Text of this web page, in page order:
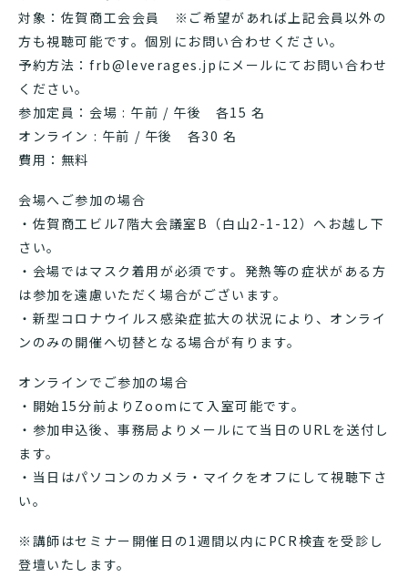
対象：佐賀商工会会員 ※ご希望があれば上記会員以外の
方も視聴可能です。個別にお問い合わせください。
予約方法：frb@leverages.jpにメールにてお問い合わせ
ください。
参加定員：会場 : 午前 / 午後 各15 名
オンライン : 午前 / 午後 各30 名
費用：無料
会場へご参加の場合
・佐賀商工ビル7階大会議室B（白山2-1-12）へお越し下
さい。
・会場ではマスク着用が必須です。発熱等の症状がある方
は参加を遠慮いただく場合がございます。
・新型コロナウイルス感染症拡大の状況により、オンライ
ンのみの開催へ切替となる場合が有ります。
オンラインでご参加の場合
・開始15分前よりZoomにて入室可能です。
・参加申込後、事務局よりメールにて当日のURLを送付し
ます。
・当日はパソコンのカメラ・マイクをオフにして視聴下さ
い。
※講師はセミナー開催日の1週間以内にPCR検査を受診し
登壇いたします。